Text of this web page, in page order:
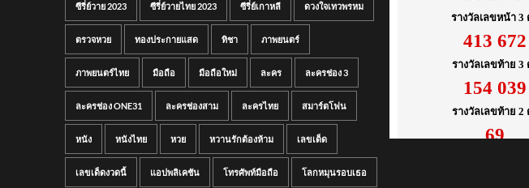
ซีรี่ย์วาย 2023 ซีรี่ย์วายไทย 2023 ซีรี่ย์เกาหลี ดวงใจเทวพรหม
ตรวจหวย ทองประกายแสด ทิชา ภาพยนตร์
ภาพยนตร์ไทย มือถือ มือถือใหม่ ละคร ละครช่อง 3
ละครช่อง ONE31 ละครช่องสาม ละครไทย สมาร์ตโฟน
หนัง หนังไทย หวย หวานรักต้องห้าม เลขเด็ด
เลขเด็ดงวดนี้ แอปพลิเคชัน โทรศัพท์มือถือ โลกหมุนรอบเธอ